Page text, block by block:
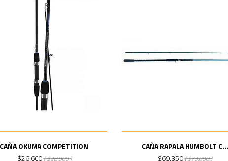
CAÑA OKUMA COMPETITION
$26.600( $28.000 )
CAÑA RAPALA HUMBOLT C...
$69.350( $73.000 )